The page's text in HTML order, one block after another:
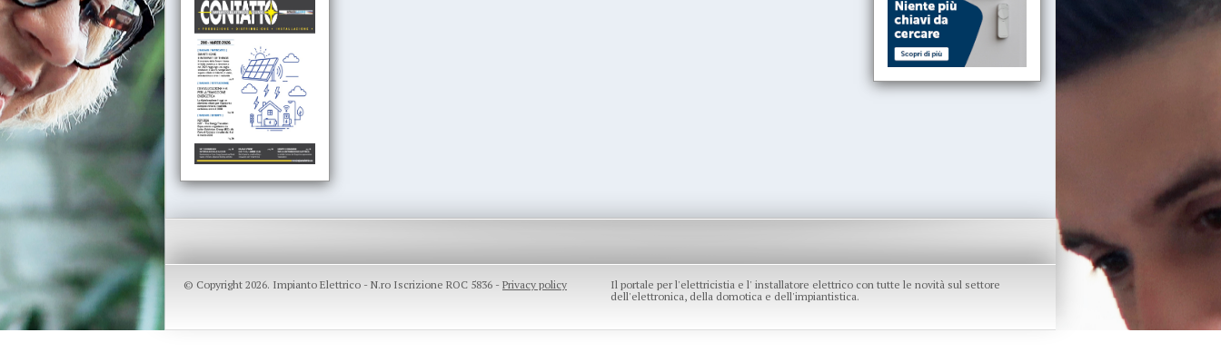
© Copyright 2026. Impianto Elettrico - N.ro Iscrizione ROC 5836 - Privacy policy
Il portale per l'elettricistia e l' installatore elettrico con tutte le novità sul settore
dell'elettronica, della domotica e dell'impiantistica.